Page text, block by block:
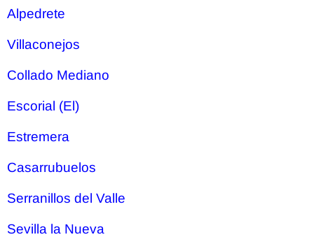
Alpedrete
Villaconejos
Collado Mediano
Escorial (El)
Estremera
Casarrubuelos
Serranillos del Valle
Sevilla la Nueva